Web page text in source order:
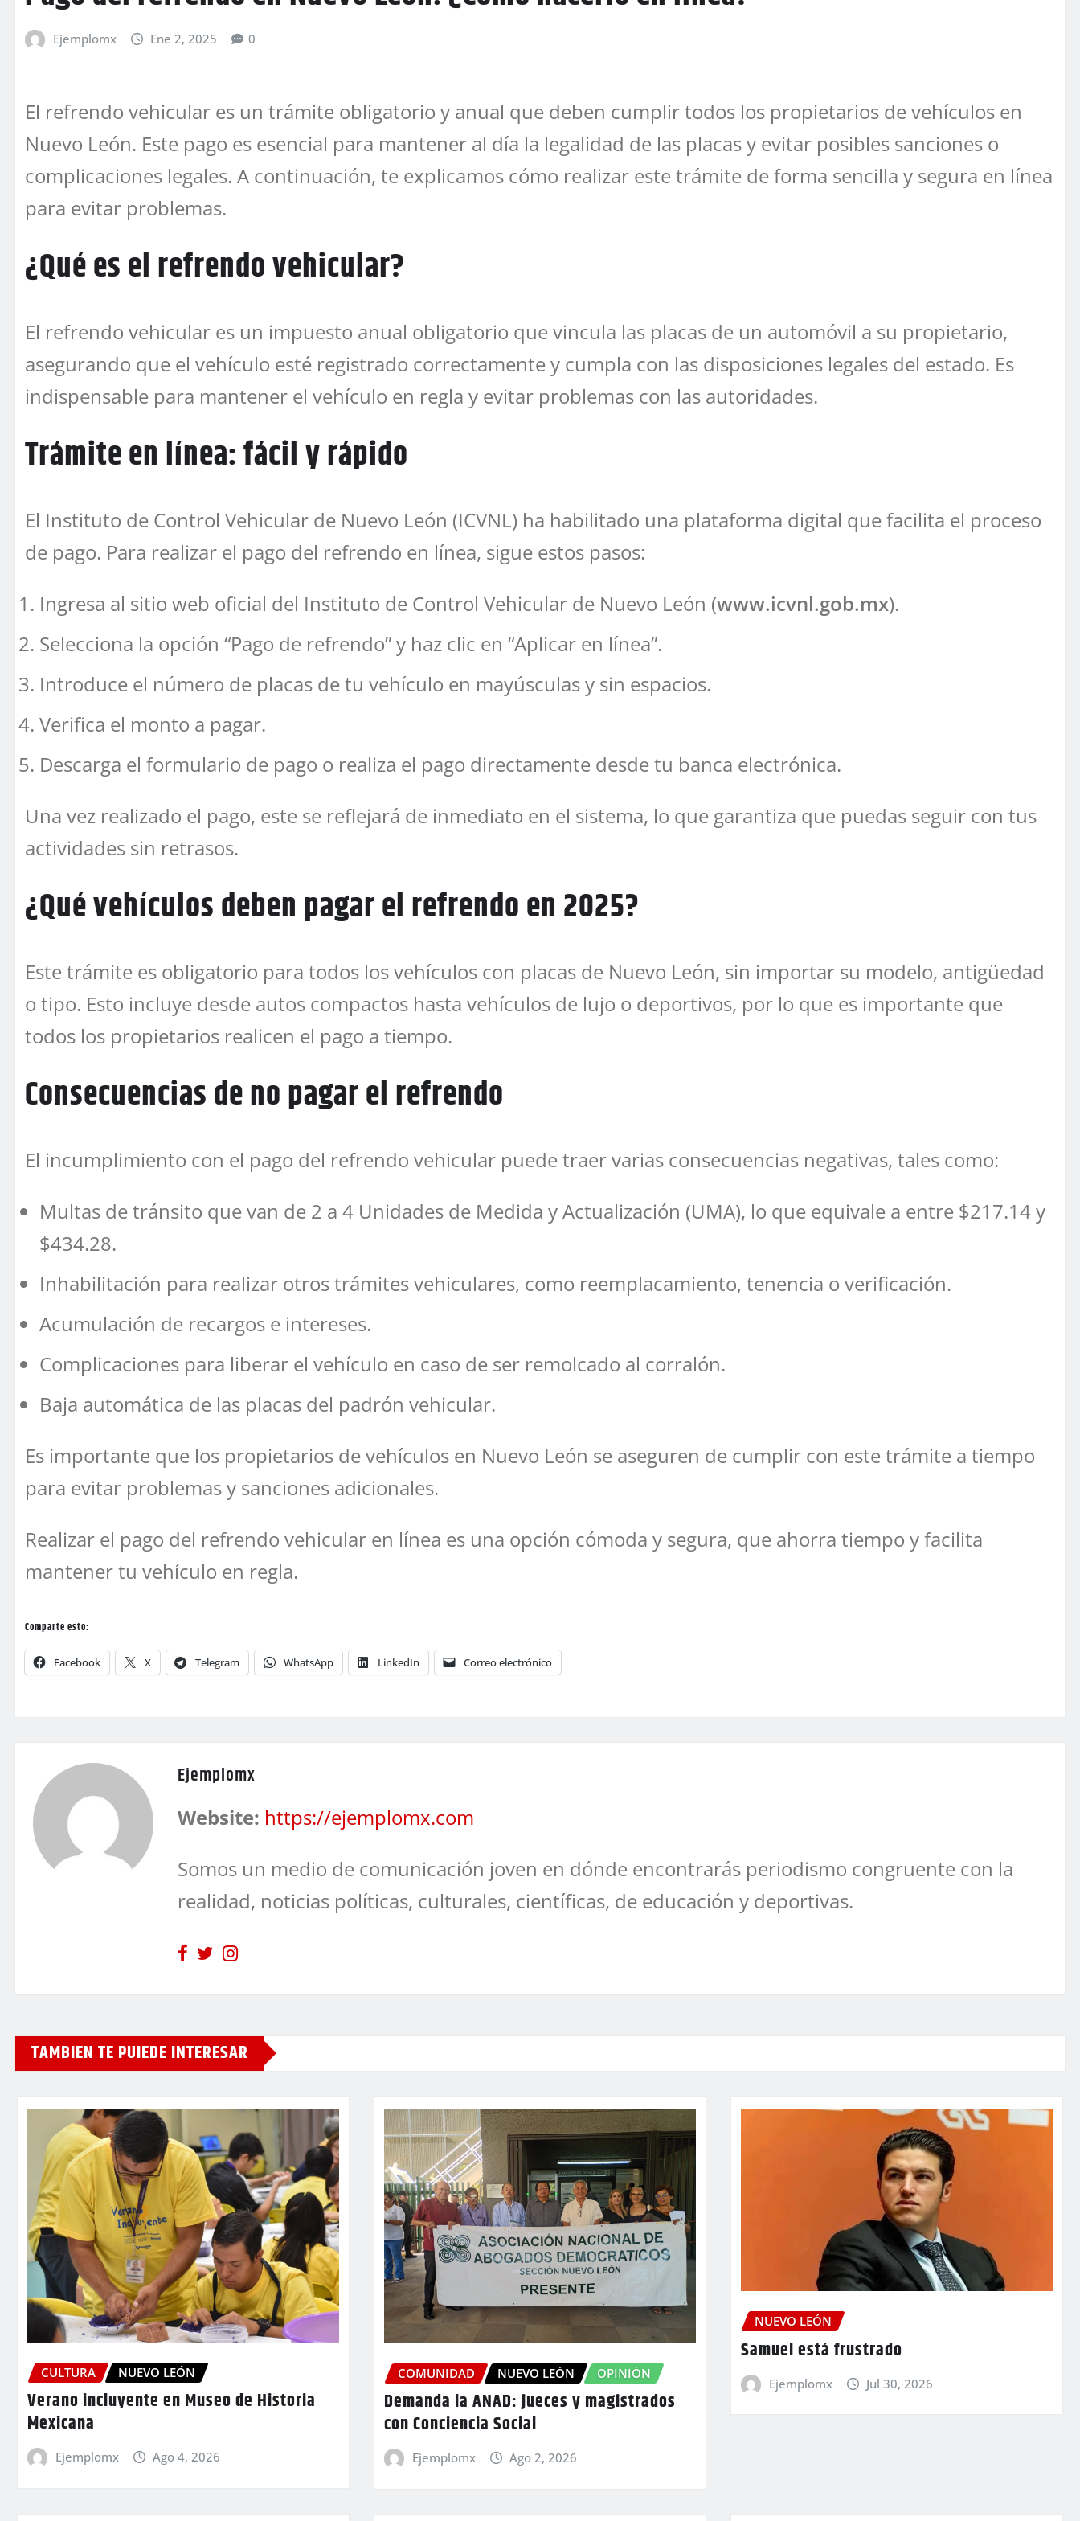
Ejemplomx Ene 2, 2025 0
El refrendo vehicular es un trámite obligatorio y anual que deben cumplir todos los propietarios de vehículos en
Nuevo León. Este pago es esencial para mantener al día la legalidad de las placas y evitar posibles sanciones o
complicaciones legales. A continuación, te explicamos cómo realizar este trámite de forma sencilla y segura en línea
para evitar problemas.
¿Qué es el refrendo vehicular?
El refrendo vehicular es un impuesto anual obligatorio que vincula las placas de un automóvil a su propietario,
asegurando que el vehículo esté registrado correctamente y cumpla con las disposiciones legales del estado. Es
indispensable para mantener el vehículo en regla y evitar problemas con las autoridades.
Trámite en línea: fácil y rápido
El Instituto de Control Vehicular de Nuevo León (ICVNL) ha habilitado una plataforma digital que facilita el proceso
de pago. Para realizar el pago del refrendo en línea, sigue estos pasos:
Ingresa al sitio web oficial del Instituto de Control Vehicular de Nuevo León (www.icvnl.gob.mx).
Selecciona la opción “Pago de refrendo” y haz clic en “Aplicar en línea”.
Introduce el número de placas de tu vehículo en mayúsculas y sin espacios.
Verifica el monto a pagar.
Descarga el formulario de pago o realiza el pago directamente desde tu banca electrónica.
Una vez realizado el pago, este se reflejará de inmediato en el sistema, lo que garantiza que puedas seguir con tus
actividades sin retrasos.
¿Qué vehículos deben pagar el refrendo en 2025?
Este trámite es obligatorio para todos los vehículos con placas de Nuevo León, sin importar su modelo, antigüedad
o tipo. Esto incluye desde autos compactos hasta vehículos de lujo o deportivos, por lo que es importante que
todos los propietarios realicen el pago a tiempo.
Consecuencias de no pagar el refrendo
El incumplimiento con el pago del refrendo vehicular puede traer varias consecuencias negativas, tales como:
Multas de tránsito que van de 2 a 4 Unidades de Medida y Actualización (UMA), lo que equivale a entre $217.14 y
$434.28.
Inhabilitación para realizar otros trámites vehiculares, como reemplacamiento, tenencia o verificación.
Acumulación de recargos e intereses.
Complicaciones para liberar el vehículo en caso de ser remolcado al corralón.
Baja automática de las placas del padrón vehicular.
Es importante que los propietarios de vehículos en Nuevo León se aseguren de cumplir con este trámite a tiempo
para evitar problemas y sanciones adicionales.
Realizar el pago del refrendo vehicular en línea es una opción cómoda y segura, que ahorra tiempo y facilita
mantener tu vehículo en regla.
Comparte esto:
Facebook X Telegram WhatsApp LinkedIn Correo electrónico
Ejemplomx
Website: https://ejemplomx.com
Somos un medio de comunicación joven en dónde encontrarás periodismo congruente con la
realidad, noticias políticas, culturales, científicas, de educación y deportivas.
TAMBIEN TE PUIEDE INTERESAR
CULTURA NUEVO LEÓN
Verano incluyente en Museo de Historia
Mexicana
Ejemplomx Ago 4, 2026
COMUNIDAD NUEVO LEÓN OPINIÓN
Demanda la ANAD: jueces y magistrados
con Conciencia Social
Ejemplomx Ago 2, 2026
NUEVO LEÓN
Samuel está frustrado
Ejemplomx Jul 30, 2026